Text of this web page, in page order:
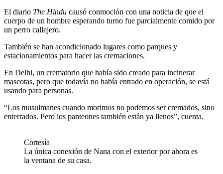
El diario The Hindu causó conmoción con una noticia de que el
cuerpo de un hombre esperando turno fue parcialmente comido por
un perro callejero.
También se han acondicionado lugares como parques y
estacionamientos para hacer las cremaciones.
En Delhi, un crematorio que había sido creado para incinerar
mascotas, pero que todavía no había entrado en operación, se está
usando para personas.
“Los musulmanes cuando morimos no podemos ser cremados, sino
enterrados. Pero los panteones también están ya llenos”, cuenta.
Cortesía
La única conexión de Nana con el exterior por ahora es
la ventana de su casa.